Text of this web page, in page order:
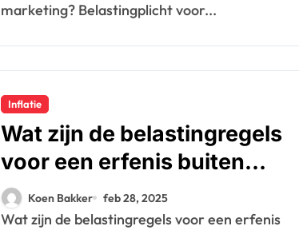
marketing? Belastingplicht voor...
Inflatie
Wat zijn de belastingregels
voor een erfenis buiten
Nederland?
Koen Bakker feb 28, 2025
Wat zijn de belastingregels voor een erfenis